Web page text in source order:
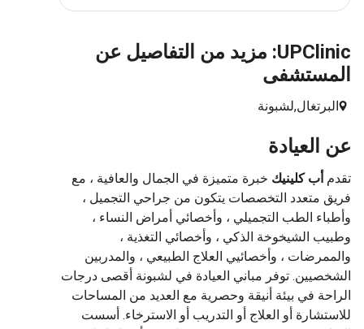
UPClinic: مزيد من التفاصيل عن
المستشفى
البرتغال,لشبونة
عن العيادة
تقدم أب كلينيك خبرة متميزة في الجمال والعافية ، مع
فريق متعدد التخصصات يتكون من جراحي التجميل ،
وأطباء الطب التجميلي ، وأخصائي أمراض النساء ،
وطبيب الشيخوخة الذكي ، وأخصائي التغذية ،
والممرضات ، وأخصائيي العلاج الطبيعي ، والمدربين
الشخصيين. توفر مباني العيادة في لشبونة أقصى درجات
الراحة في بيئة أنيقة وحصرية مع العديد من المساحات
للاستشارة أو العلاج أو التدريب أو الاسترخاء. أسست